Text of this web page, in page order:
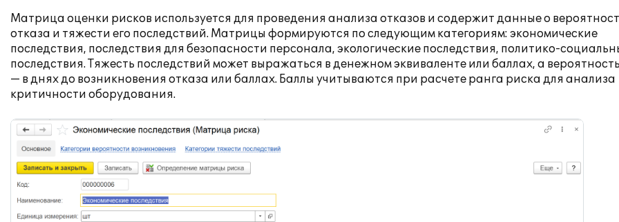
Матрица оценки рисков используется для проведения анализа отказов и содержит данные о
отказа и тяжести его последствий. Матрицы формируются по следующим категориям: экономические
последствия, последствия для безопасности персонала, экологические последствия, политико-
последствия. Тяжесть последствий может выражаться в денежном эквиваленте или баллах, а
— в днях до возникновения отказа или баллах. Баллы учитываются при расчете ранга риска для анализа
критичности оборудования.